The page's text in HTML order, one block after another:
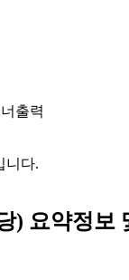
출력
니다.
) 요약정보